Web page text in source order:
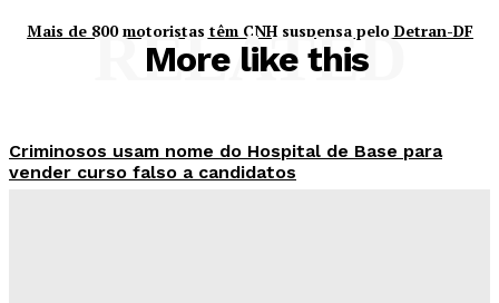
Mais de 800 motoristas têm CNH suspensa pelo Detran-DF
More like this
RELATED
Criminosos usam nome do Hospital de Base para
vender curso falso a candidatos